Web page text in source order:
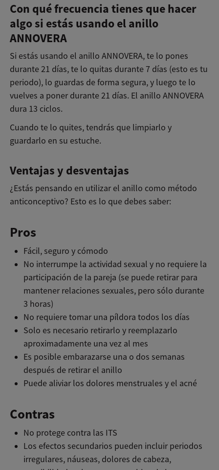
Con qué frecuencia tienes que hacer
algo si estás usando el anillo
ANNOVERA
Si estás usando el anillo ANNOVERA, te lo pones
durante 21 días, te lo quitas durante 7 días (esto es tu
periodo), lo guardas de forma segura, y luego te lo
vuelves a poner durante 21 días. El anillo ANNOVERA
dura 13 ciclos.
Cuando te lo quites, tendrás que limpiarlo y
guardarlo en su estuche.
Ventajas y desventajas
¿Estás pensando en utilizar el anillo como método
anticonceptivo? Esto es lo que debes saber:
Pros
Fácil, seguro y cómodo
No interrumpe la actividad sexual y no requiere la
participación de la pareja (se puede retirar para
mantener relaciones sexuales, pero sólo durante
3 horas)
No requiere tomar una píldora todos los días
Solo es necesario retirarlo y reemplazarlo
aproximadamente una vez al mes
Es posible embarazarse una o dos semanas
después de retirar el anillo
Puede aliviar los dolores menstruales y el acné
Contras
No protege contra las ITS
Los efectos secundarios pueden incluir periodos
irregulares, náuseas, dolores de cabeza,